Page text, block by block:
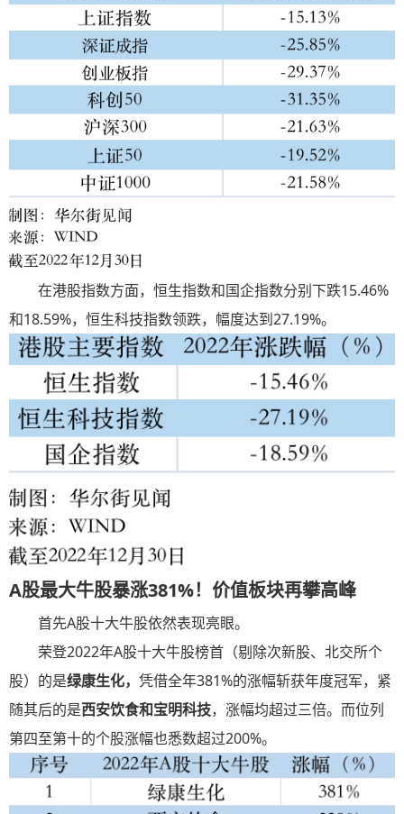
在港股指数方面，恒生指数和国企指数分别下跌15.46%
和18.59%，恒生科技指数领跌，幅度达到27.19%。
A股最大牛股暴涨381%！价值板块再攀高峰
首先A股十大牛股依然表现亮眼。
荣登2022年A股十大牛股榜首（剔除次新股、北交所个
股）的是绿康生化， 凭借全年381%的涨幅斩获年度冠军，紧
随其后的是西安饮食和宝明科技，涨幅均超过三倍。而位列
第四至第十的个股涨幅也悉数超过200%。